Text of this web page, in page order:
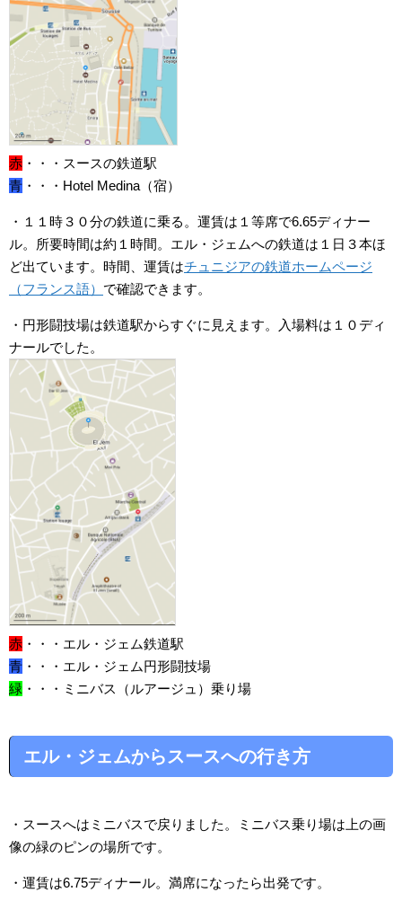
赤 ・・・スースの鉄道駅
青 ・・・Hotel Medina（宿）
・１１時３０分の鉄道に乗る。運賃は１等席で6.65ディナー
ル。所要時間は約１時間。エル・ジェムへの鉄道は１日３本ほ
ど出ています。時間、運賃はチュニジアの鉄道ホームページ
（フランス語） で確認できます。
・円形闘技場は鉄道駅からすぐに見えます。入場料は１０ディ
ナールでした。
赤 ・・・エル・ジェム鉄道駅
青 ・・・エル・ジェム円形闘技場
緑 ・・・ミニバス（ルアージュ）乗り場
エル・ジェムからスースへの行き方
・スースへはミニバスで戻りました。ミニバス乗り場は上の画
像の緑のピンの場所です。
・運賃は6.75ディナール。満席になったら出発です。